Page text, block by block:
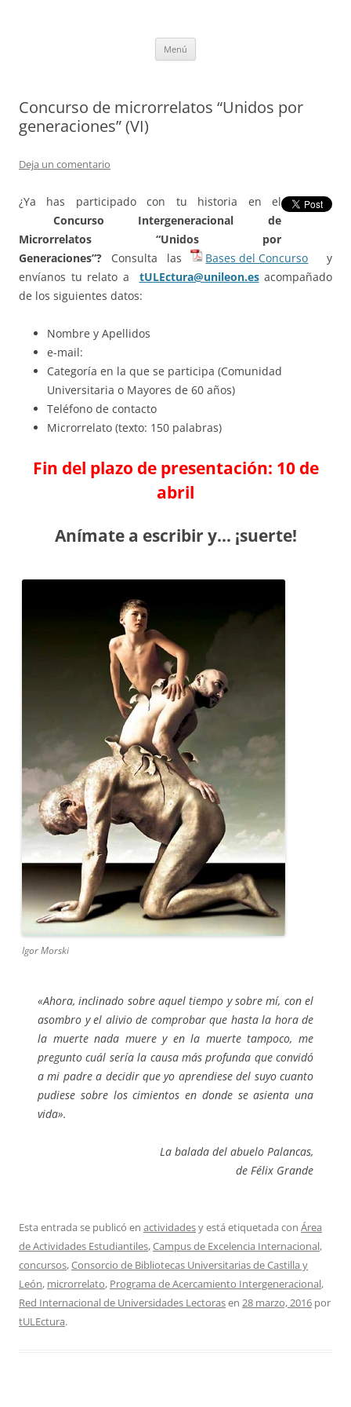
Menú
Concurso de microrrelatos “Unidos por
generaciones” (VI)
Deja un comentario
¿Ya has participado con tu historia en el
Concurso Intergeneracional de
Microrrelatos “Unidos por
Generaciones”? Consulta las Bases del Concurso y
envíanos tu relato a tULEctura@unileon.esacompañado
de los siguientes datos:
Nombre y Apellidos
e-mail:
Categoría en la que se participa (Comunidad
Universitaria o Mayores de 60 años)
Teléfono de contacto
Microrrelato (texto: 150 palabras)
Fin del plazo de presentación: 10 de
abril
Anímate a escribir y… ¡suerte!
Igor Morski
«Ahora, inclinado sobre aquel tiempo y sobre mí, con el
asombro y el alivio de comprobar que hasta la hora de
la muerte nada muere y en la muerte tampoco, me
pregunto cuál sería la causa más profunda que convidó
a mi padre a decidir que yo aprendiese del suyo cuanto
pudiese sobre los cimientos en donde se asienta una
vida».
La balada del abuelo Palancas,
de Félix Grande
Esta entrada se publicó en actividadesy está etiquetada con Área
de Actividades Estudiantiles,Campus de Excelencia Internacional,
concursos,Consorcio de Bibliotecas Universitarias de Castilla y
León, microrrelato, Programa de Acercamiento Intergeneracional,
Red Internacional de Universidades Lectorasen 28 marzo, 2016 por
tULEctura.